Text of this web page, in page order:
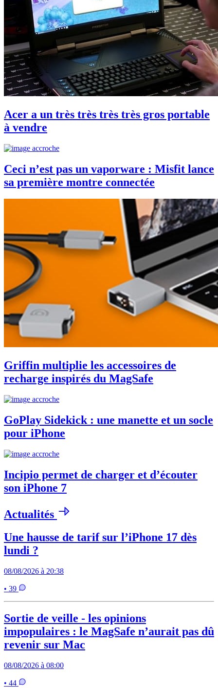
Acer a un très très très très gros portable
à vendre
Ceci n’est pas un vaporware : Misfit lance
sa première montre connectée
Griffin multiplie les accessoires de
recharge inspirés du MagSafe
GoPlay Sidekick : une manette et un socle
pour iPhone
Incipio permet de charger et d’écouter
son iPhone 7
Actualités
Une hausse de tarif sur l’iPhone 17 dès
lundi ?
08/08/2026 à 20:38
• 39
Sortie de veille - les opinions
impopulaires : le MagSafe n’aurait pas dû
revenir sur Mac
08/08/2026 à 08:00
• 44